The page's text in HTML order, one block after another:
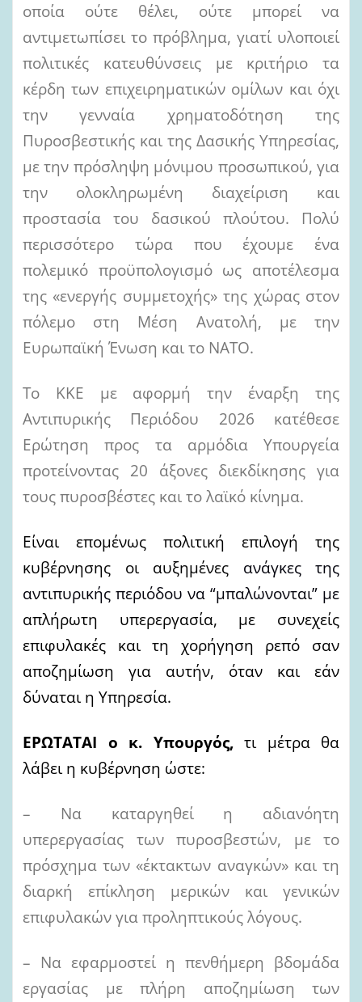
οποία ούτε θέλει, ούτε μπορεί να
αντιμετωπίσει το πρόβλημα, γιατί υλοποιεί
πολιτικές κατευθύνσεις με κριτήριο τα
κέρδη των επιχειρηματικών ομίλων και όχι
την γενναία χρηματοδότηση της
Πυροσβεστικής και της Δασικής Υπηρεσίας,
με την πρόσληψη μόνιμου προσωπικού, για
την ολοκληρωμένη διαχείριση και
προστασία του δασικού πλούτου. Πολύ
περισσότερο τώρα που έχουμε ένα
πολεμικό προϋπολογισμό ως αποτέλεσμα
της «ενεργής συμμετοχής» της χώρας στον
πόλεμο στη Μέση Ανατολή, με την
Ευρωπαϊκή Ένωση και το ΝΑΤΟ.
Το ΚΚΕ με αφορμή την έναρξη της
Αντιπυρικής Περιόδου 2026 κατέθεσε
Ερώτηση προς τα αρμόδια Υπουργεία
προτείνοντας 20 άξονες διεκδίκησης για
τους πυροσβέστες και το λαϊκό κίνημα.
Είναι επομένως πολιτική επιλογή της
κυβέρνησης οι αυξημένες ανάγκες της
αντιπυρικής περιόδου να “μπαλώνονται” με
απλήρωτη υπερεργασία, με συνεχείς
επιφυλακές και τη χορήγηση ρεπό σαν
αποζημίωση για αυτήν, όταν και εάν
δύναται η Υπηρεσία.
ΕΡΩΤΑΤΑΙ ο κ. Υπουργός, τι μέτρα θα
λάβει η κυβέρνηση ώστε:
– Να καταργηθεί η αδιανόητη
υπερεργασίας των πυροσβεστών, με το
πρόσχημα των «έκτακτων αναγκών» και τη
διαρκή επίκληση μερικών και γενικών
επιφυλακών για προληπτικούς λόγους.
– Να εφαρμοστεί η πενθήμερη βδομάδα
εργασίας με πλήρη αποζημίωση των